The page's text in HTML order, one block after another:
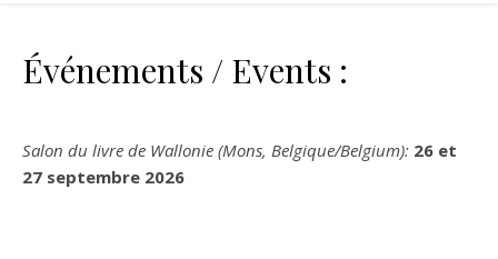
Événements / Events :
Salon du livre de Wallonie (Mons, Belgique/Belgium): 26 et
27 septembre 2026